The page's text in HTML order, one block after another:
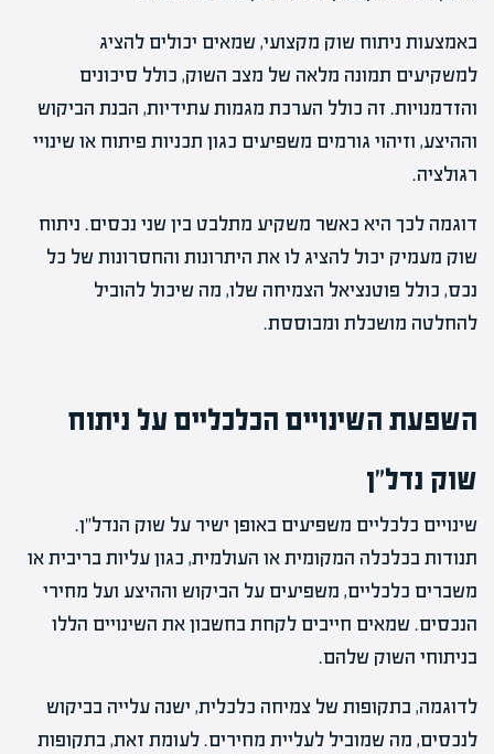
באמצעות ניתוח שוק מקצועי, שמאים יכולים להציג
למשקיעים תמונה מלאה של מצב השוק, כולל סיכונים
והזדמנויות. זה כולל הערכת מגמות עתידיות, הבנת הביקוש
וההיצע, וזיהוי גורמים משפיעים כגון תכניות פיתוח או שינויי
רגולציה.
דוגמה לכך היא כאשר משקיע מתלבט בין שני נכסים. ניתוח
שוק מעמיק יכול להציג לו את היתרונות והחסרונות של כל
נכס, כולל פוטנציאל הצמיחה שלו, מה שיכול להוביל
להחלטה מושכלת ומבוססת.
השפעת השינויים הכלכליים על ניתוח
שוק נדל"ן
שינויים כלכליים משפיעים באופן ישיר על שוק הנדל"ן.
תנודות בכלכלה המקומית או העולמית, כגון עליות בריבית או
משברים כלכליים, משפיעים על הביקוש וההיצע ועל מחירי
הנכסים. שמאים חייבים לקחת בחשבון את השינויים הללו
בניתוחי השוק שלהם.
לדוגמה, בתקופות של צמיחה כלכלית, ישנה עלייה בביקוש
לנכסים, מה שמוביל לעליית מחירים. לעומת זאת, בתקופות